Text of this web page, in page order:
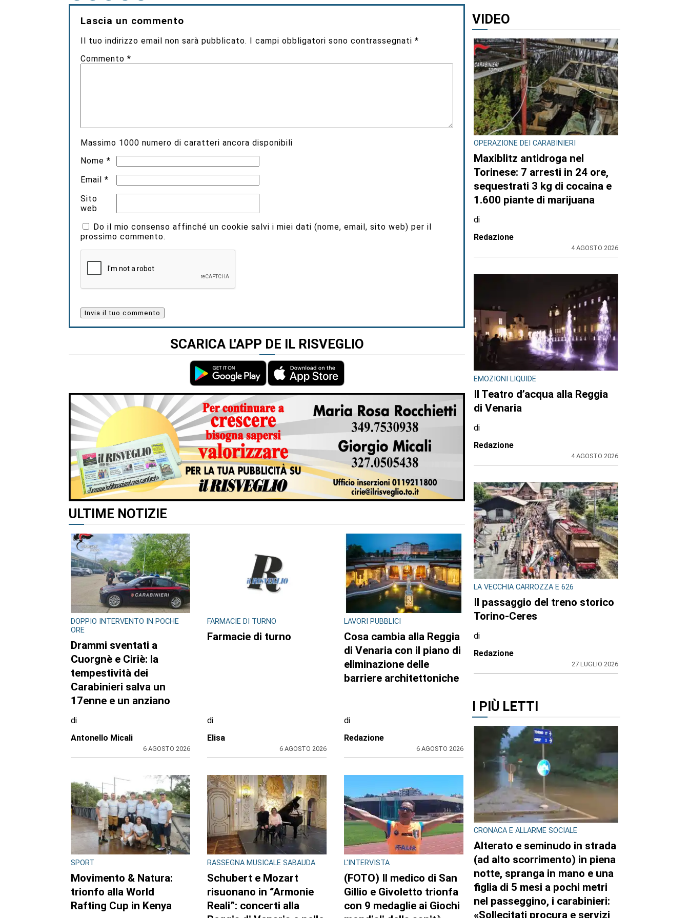
Lascia un commento
Il tuo indirizzo email non sarà pubblicato. I campi obbligatori sono contrassegnati*
Commento*
Massimo 1000 numero di caratteri ancora disponibili
Nome*
Email*
Sito
web
Do il mio consenso affinché un cookie salvi i miei dati (nome, email, sito web) per il
prossimo commento.
SCARICA L'APP DE IL RISVEGLIO
ULTIME NOTIZIE
DOPPIO INTERVENTO IN POCHE
ORE
Drammi sventati a
Cuorgnè e Ciriè: la
tempestività dei
Carabinieri salva un
17enne e un anziano
di
Antonello Micali
6 AGOSTO 2026
FARMACIE DI TURNO
Farmacie di turno
di
Elisa
6 AGOSTO 2026
LAVORI PUBBLICI
Cosa cambia alla Reggia
di Venaria con il piano di
eliminazione delle
barriere architettoniche
di
Redazione
6 AGOSTO 2026
SPORT
Movimento & Natura:
trionfo alla World
Rafting Cup in Kenya
RASSEGNA MUSICALE SABAUDA
Schubert e Mozart
risuonano in “Armonie
Reali”: concerti alla
L'INTERVISTA
(FOTO) Il medico di San
Gillio e Givoletto trionfa
con 9 medaglie ai Giochi
VIDEO
OPERAZIONE DEI CARABINIERI
Maxiblitz antidroga nel
Torinese: 7 arresti in 24 ore,
sequestrati 3 kg di cocaina e
1.600 piante di marijuana
di
Redazione
4 AGOSTO 2026
EMOZIONI LIQUIDE
Il Teatro d’acqua alla Reggia
di Venaria
di
Redazione
4 AGOSTO 2026
LA VECCHIA CARROZZA E 626
Il passaggio del treno storico
Torino-Ceres
di
Redazione
27 LUGLIO 2026
I PIÙ LETTI
CRONACA E ALLARME SOCIALE
Alterato e seminudo in strada
(ad alto scorrimento) in piena
notte, spranga in mano e una
figlia di 5 mesi a pochi metri
nel passeggino, i carabinieri:
«Sollecitati procura e servizi